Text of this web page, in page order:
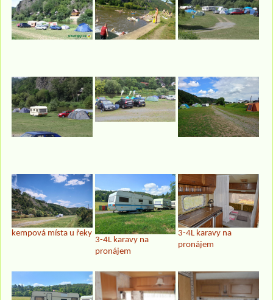
kempová místa u řeky
3-4L karavy na
pronájem
3-4L karavy na
pronájem